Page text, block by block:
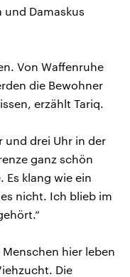
und Damaskus
Von Waffenruhe
die Bewohner
erzählt Tariq.
und drei Uhr in der
ganz schön
Es klang wie ein
nicht. Ich blieb im
hier leben
Die